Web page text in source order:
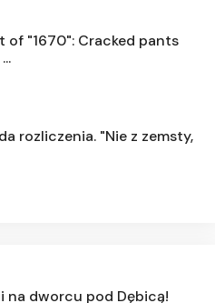
of "1670": Cracked pants
rozliczenia. "Nie z zemsty,
na dworcu pod Dębicą!